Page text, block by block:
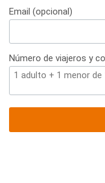
Email (opcional)
Número de viajeros y